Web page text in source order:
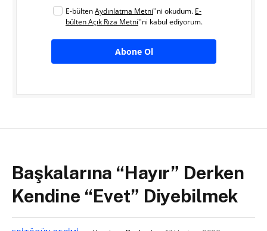
E-bültenAydınlatma Metni''ni okudum. E-
bülten Açık Rıza Metni''ni kabul ediyorum.
Abone Ol
Başkalarına “Hayır” Derken
Kendine “Evet” Diyebilmek